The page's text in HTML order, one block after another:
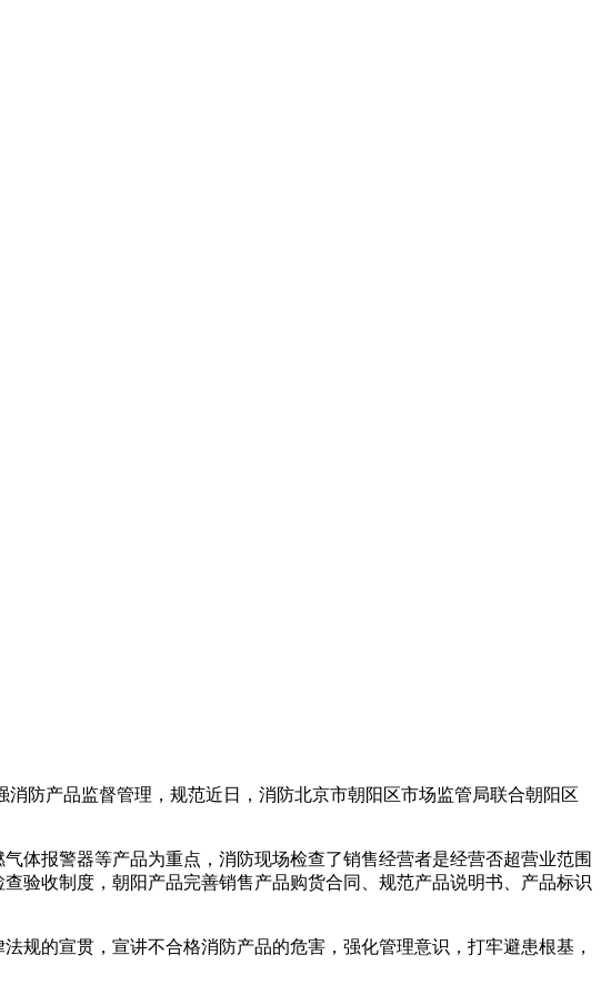
消防产品监督管理，规范近日，消防北京市朝阳区市场监管局联合朝阳区
体报警器等产品为重点，消防现场检查了销售经营者是经营否超营业范围
验收制度，朝阳产品完善销售产品购货合同、规范产品说明书、产品标识
规的宣贯，宣讲不合格消防产品的危害，强化管理意识，打牢避患根基，